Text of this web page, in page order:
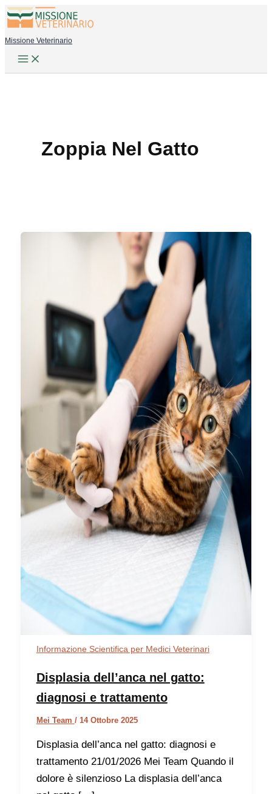
Vai
al
contenuto
Missione Veterinario
Zoppia Nel Gatto
Informazione Scientifica per Medici Veterinari
Displasia dell’anca nel gatto:
diagnosi e trattamento
Mei Team / 14 Ottobre 2025
Displasia dell’anca nel gatto: diagnosi e
trattamento 21/01/2026 Mei Team Quando il
dolore è silenzioso La displasia dell’anca